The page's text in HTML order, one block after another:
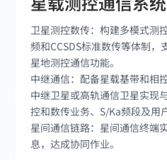
卫星测控数传：构建多模式测
频和CCSDS标准数传等体制
星地测控通信功能。
中继通信：配备星载基带和相
中继卫星或高轨通信卫星实现
控和数传业务、S/Ka频段及用
星间通信链路：星间通信终端
息，达成协同作业。